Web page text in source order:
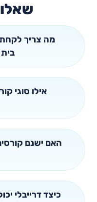
מה צריך
אילו סוגי
האם ישנם
כיצד דרייבלי